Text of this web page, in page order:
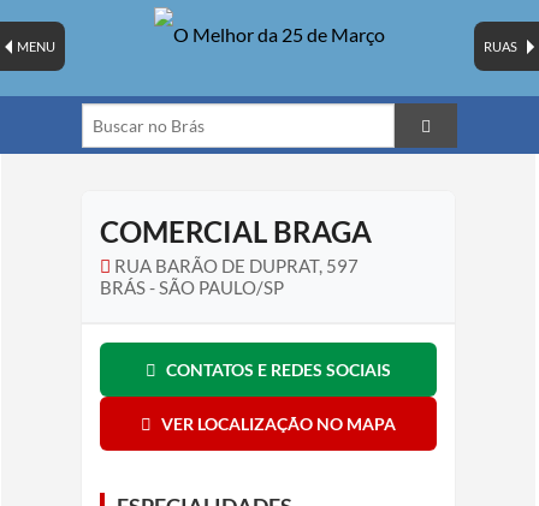
RUAS
MENU
COMERCIAL BRAGA
RUA BARÃO DE DUPRAT, 597
BRÁS - SÃO PAULO/SP
CONTATOS E REDES SOCIAIS
VER LOCALIZAÇÃO NO MAPA